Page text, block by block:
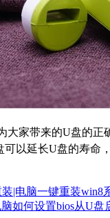
大家带来的U盘的正
可以延长U盘的寿命
|电脑一键重装win8
如何设置bios从U盘